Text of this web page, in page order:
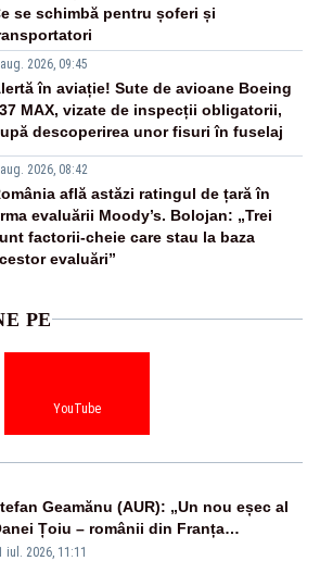
se schimbă pentru șoferi și
2026, 09:45
în aviație! Sute de avioane Boeing
MAX, vizate de inspecții obligatorii,
descoperirea unor fisuri în fuselaj
2026, 08:42
află astăzi ratingul de țară în
evaluării Moody’s. Bolojan: „Trei
factorii-cheie care stau la baza
evaluări”
PE
YouTube
Geamănu (AUR): „Un nou eșec al
Țoiu – românii din Franța
de propriul minister de
iul. 2026, 11:11